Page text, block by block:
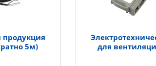
продукция
5м)
для